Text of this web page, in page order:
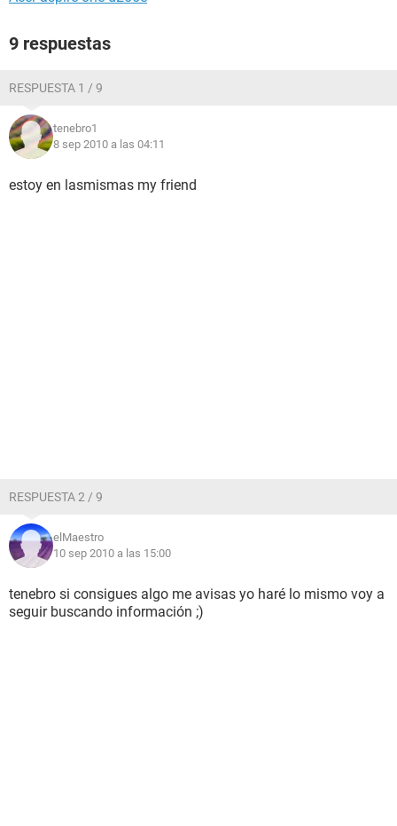
9 respuestas
RESPUESTA 1 / 9
tenebro1
8 sep 2010 a las 04:11
estoy en lasmismas my friend
RESPUESTA 2 / 9
elMaestro
10 sep 2010 a las 15:00
tenebro si consigues algo me avisas yo haré lo mismo voy a
seguir buscando información ;)